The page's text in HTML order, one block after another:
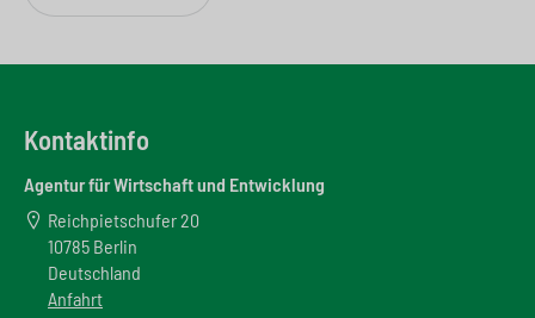
Kontaktinfo
Agentur für Wirtschaft und Entwicklung
Reichpietschufer 20
10785 Berlin
Deutschland
Anfahrt